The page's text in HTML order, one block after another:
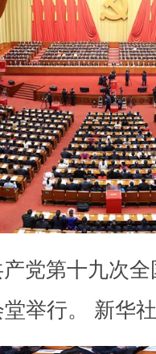
党第十九次
堂举行。 新华